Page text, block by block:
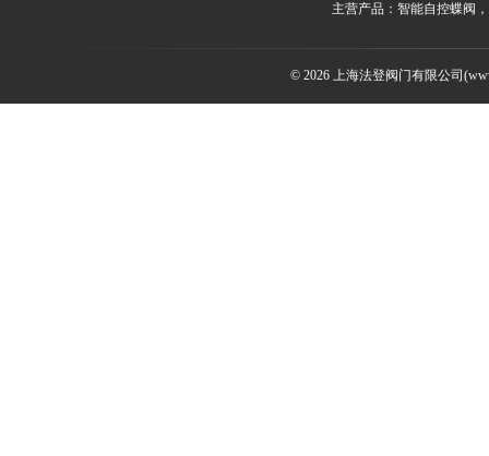
主营产品：智能自控蝶阀
© 2026 上海法登阀门有限公司